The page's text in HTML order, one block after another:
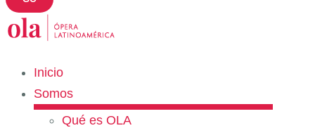
Inicio
Somos
Qué es OLA